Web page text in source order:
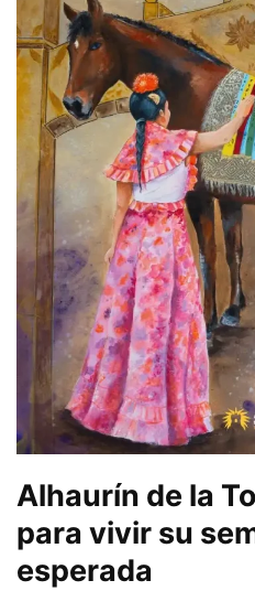
Alhaurín de la
para vivir su
esperada